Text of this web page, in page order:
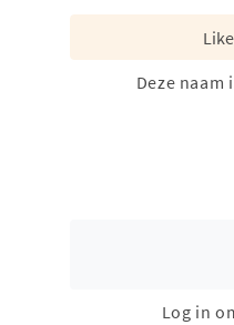
Like
Deze naam
Log in